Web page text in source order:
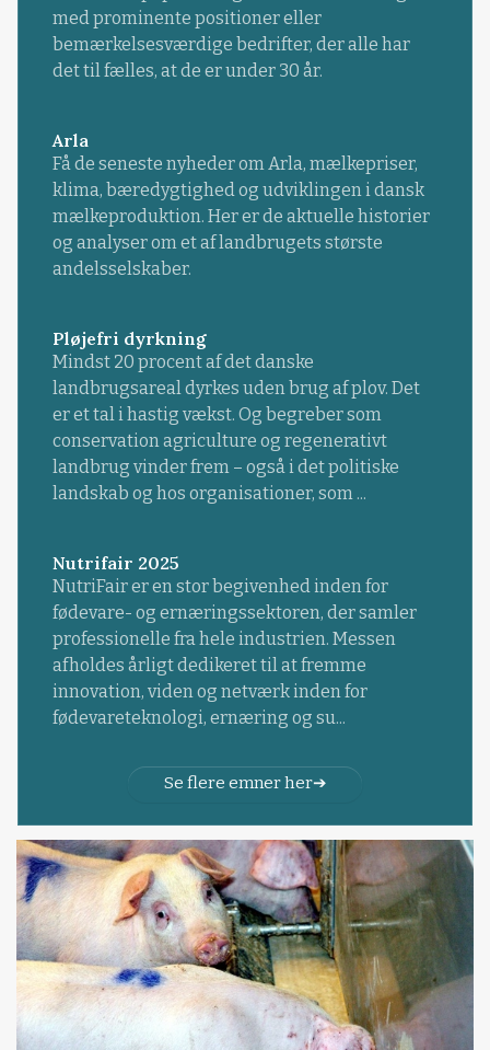
med prominente positioner eller
bemærkelsesværdige bedrifter, der alle har
det til fælles, at de er under 30 år.
Arla
Få de seneste nyheder om Arla, mælkepriser,
klima, bæredygtighed og udviklingen i dansk
mælkeproduktion. Her er de aktuelle historier
og analyser om et af landbrugets største
andelsselskaber.
Pløjefri dyrkning
Mindst 20 procent af det danske
landbrugsareal dyrkes uden brug af plov. Det
er et tal i hastig vækst. Og begreber som
conservation agriculture og regenerativt
landbrug vinder frem – også i det politiske
landskab og hos organisationer, som ...
Nutrifair 2025
NutriFair er en stor begivenhed inden for
fødevare- og ernæringssektoren, der samler
professionelle fra hele industrien. Messen
afholdes årligt dedikeret til at fremme
innovation, viden og netværk inden for
fødevareteknologi, ernæring og su...
Se flere emner her